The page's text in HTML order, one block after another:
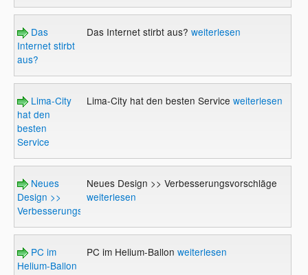
Das
Internet stirbt
aus?
Das Internet stirbt aus? weiterlesen
Lima-City
hat den
besten
Service
Lima-City hat den besten Service weiterlesen
Neues
Design >>
Verbesserungsvorschläge
Neues Design >> Verbesserungsvorschläge
weiterlesen
PC im
Helium-Ballon
PC im Helium-Ballon weiterlesen